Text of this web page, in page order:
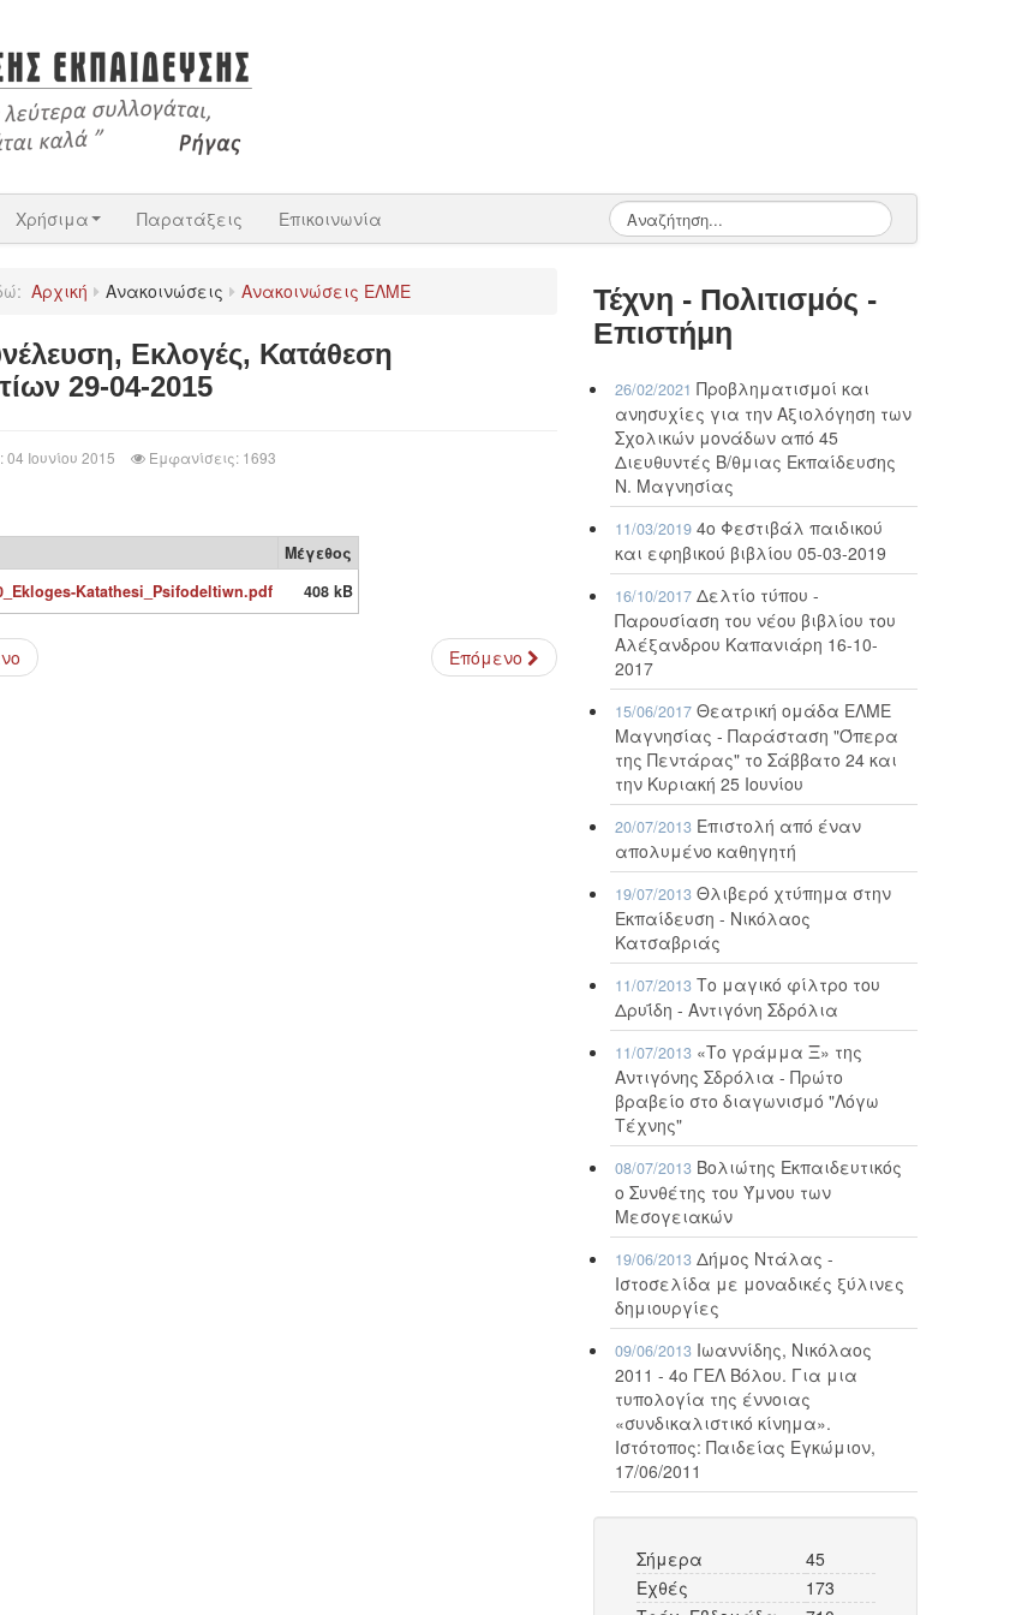
Χρήσιμα Παρατάξεις Επικοινωνία
Αρχική Ανακοινώσεις Ανακοινώσεις ΕΛΜΕ
Εκλογές, Κατάθεση
29-04-2015
Ιουνίου 2015 Εμφανίσεις: 1693
Μέγεθος
Katathesi_Psifodeltiwn.pdf
408 kB
Επόμενο
Τέχνη - Πολιτισμός -
Επιστήμη
26/02/2021 Προβληματισμοί και
ανησυχίες για την Αξιολόγηση των
Σχολικών μονάδων από 45
Διευθυντές Β/θμιας Εκπαίδευσης
Ν. Μαγνησίας
11/03/2019 4ο Φεστιβάλ παιδικού
και εφηβικού βιβλίου 05-03-2019
16/10/2017 Δελτίο τύπου -
Παρουσίαση του νέου βιβλίου του
Αλέξανδρου Καπανιάρη 16-10-
2017
15/06/2017 Θεατρική ομάδα ΕΛΜΕ
Μαγνησίας - Παράσταση "Όπερα
της Πεντάρας" το Σάββατο 24 και
την Κυριακή 25 Ιουνίου
20/07/2013 Επιστολή από έναν
απολυμένο καθηγητή
19/07/2013 Θλιβερό χτύπημα στην
Εκπαίδευση - Νικόλαος
Κατσαβριάς
11/07/2013 Το μαγικό φίλτρο του
Δρυΐδη - Αντιγόνη Σδρόλια
11/07/2013 «Το γράμμα Ξ» της
Αντιγόνης Σδρόλια - Πρώτο
βραβείο στο διαγωνισμό "Λόγω
Τέχνης"
08/07/2013 Βολιώτης Εκπαιδευτικός
ο Συνθέτης του Ύμνου των
Μεσογειακών
19/06/2013 Δήμος Ντάλας -
Ιστοσελίδα με μοναδικές ξύλινες
δημιουργίες
09/06/2013 Ιωαννίδης, Νικόλαος
2011 - 4ο ΓΕΛ Βόλου. Για μια
τυπολογία της έννοιας
«συνδικαλιστικό κίνημα».
Ιστότοπος: Παιδείας Εγκώμιον,
17/06/2011
Σήμερα
45
Εχθές
173